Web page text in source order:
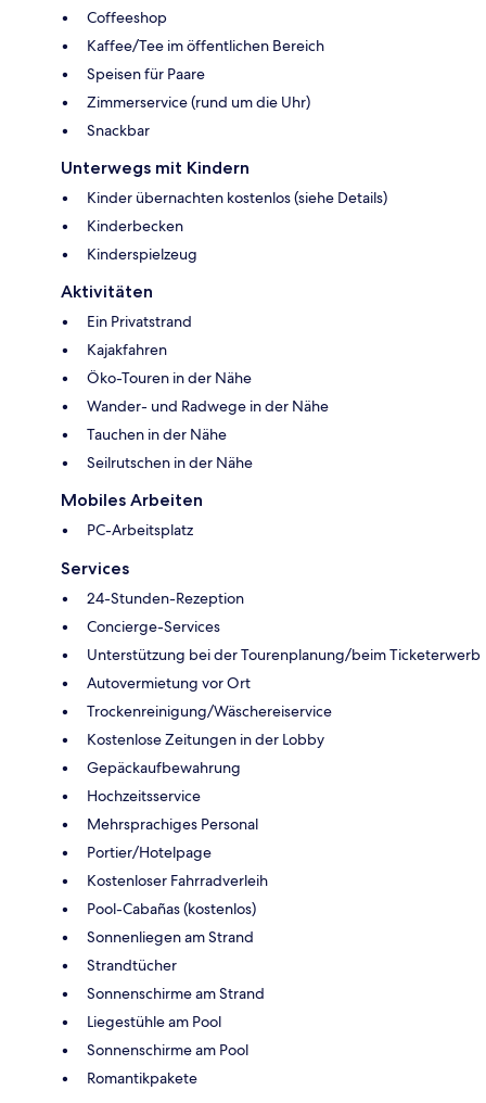
Coffeeshop
Kaffee/Tee im öffentlichen Bereich
Speisen für Paare
Zimmerservice (rund um die Uhr)
Snackbar
Unterwegs mit Kindern
Kinder übernachten kostenlos (siehe Details)
Kinderbecken
Kinderspielzeug
Aktivitäten
Ein Privatstrand
Kajakfahren
Öko-Touren in der Nähe
Wander- und Radwege in der Nähe
Tauchen in der Nähe
Seilrutschen in der Nähe
Mobiles Arbeiten
PC-Arbeitsplatz
Services
24-Stunden-Rezeption
Concierge-Services
Unterstützung bei der Tourenplanung/beim Ticketerwerb
Autovermietung vor Ort
Trockenreinigung/Wäschereiservice
Kostenlose Zeitungen in der Lobby
Gepäckaufbewahrung
Hochzeitsservice
Mehrsprachiges Personal
Portier/Hotelpage
Kostenloser Fahrradverleih
Pool-Cabañas (kostenlos)
Sonnenliegen am Strand
Strandtücher
Sonnenschirme am Strand
Liegestühle am Pool
Sonnenschirme am Pool
Romantikpakete